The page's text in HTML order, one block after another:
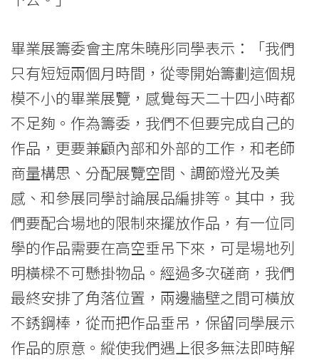
畢業展籌委會主席朱曉彤同學表示：「我們
只有短短兩個月時間，從零開始籌劃這個規
模不小的畢業展覽，感覺每天二十四小時都
不足夠。作為籌委，我們不但要完成自己的
作品，更要兼顧內部和外部的工作，和老師
商量構思、分配展覽空間、調節燈光及美
感、和參展同學討論展品編排等。其中，我
們要配合場地的限制來擺放作品，有一位同
學的作品需要在高空垂吊下來，可是場地列
明橫樑不可懸掛物品。經過多次磋商，我們
最終安排了角落位置，兩邊牆壁之間可橫放
不銹鋼棒，從而把作品垂吊，保留同學展示
作品的原意。縱使我們遇上很多無法即時解